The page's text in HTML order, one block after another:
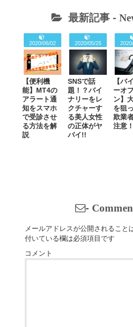
最新記事 -
2020/06/02
【便利機
能】MT4の
アラート通
知をスマホ
で受診させ
る方法を解
説
2020/05/25
SNSで話
題！？バイ
ナリーをレ
クチャーす
る美人女性
の正体がヤ
バイ!!
【バ
ーオ
ン】
を狙
欺業
注意
-
メールアドレスが公開されること
付いている欄は必須項目です
コメント